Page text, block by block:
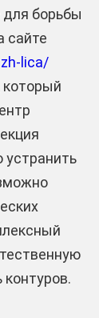
борьбы
сайте
lica/
который
устранить
контуров.